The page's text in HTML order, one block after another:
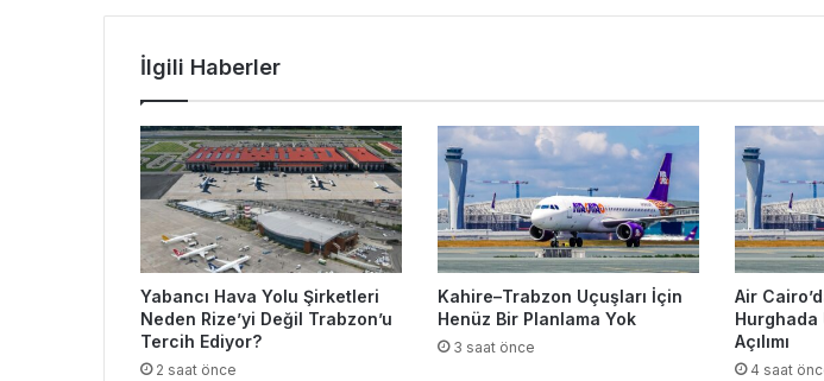
İlgili Haberler
Yabancı Hava Yolu Şirketleri
Neden Rize’yi Değil Trabzon’u
Tercih Ediyor?
2 saat önce
Kahire–Trabzon Uçuşları İçin
Henüz Bir Planlama Yok
3 saat önce
Air
Hurghada
Açılımı
4 saat